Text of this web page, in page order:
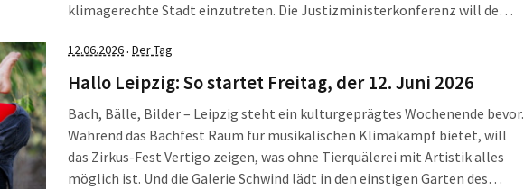
klimagerechte Stadt einzutreten. Die Justizministerkonferenz will dem
Und: Schwerer Rad-Unfall im Osten. Die LZ fasst zusammen, was am
Freitag, dem 12. Juni 2026, […]
12.06.2026· Der Tag
Hallo Leipzig: So startet Freitag, der 12. Juni 2026
Bach, Bälle, Bilder – Leipzig steht ein kulturgeprägtes Wochenende bevor.
Während das Bachfest Raum für musikalischen Klimakampf bietet, will
das Zirkus-Fest Vertigo zeigen, was ohne Tierquälerei mit Artistik alles
möglich ist. Und die Galerie Schwind lädt in den einstigen Garten des